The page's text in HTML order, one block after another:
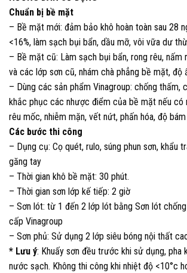
Chuẩn bị bề mặt
– Bề mặt mới: đảm bảo khô hoàn toàn sau 28
<16%, làm sạch bụi bẩn, dầu mỡ, vôi vữa dư
– Bề mặt cũ: Làm sạch bụi bẩn, rong rêu, nấm
và các lớp sơn cũ, nhám chà phẳng bề mặt, độ
– Dùng các sản phẩm Vinagroup: chống thấm,
khắc phục các nhược điểm của bề mặt nếu có
rêu mốc, nhiễm mặn, vết nứt, phấn hóa, độ
Các bước thi công
– Dụng cụ: Cọ quét, rulo, súng phun sơn, khẩu
găng tay
– Thời gian khô bề mặt: 30 phút.
– Thời gian sơn lớp kế tiếp: 2 giờ
– Sơn lót: từ 1 đến 2 lớp lót bằng Sơn lót
cấp Vinagroup
– Sơn phủ: Sử dụng 2 lớp siêu bóng nội thất
* Lưu ý: Khuấy sơn đều trước khi sử dụng, pha
nước sạch. Không thi công khi nhiệt độ <10°c